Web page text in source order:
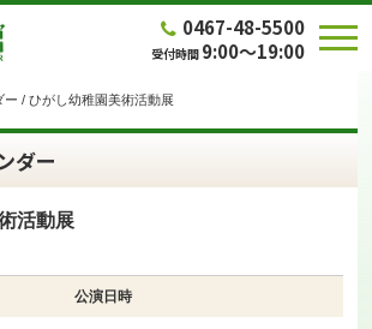
0467-48-5500
受付時間 9:00～19:00
ー / ひがし幼稚園美術活動展
ダー
活動展
公演日時